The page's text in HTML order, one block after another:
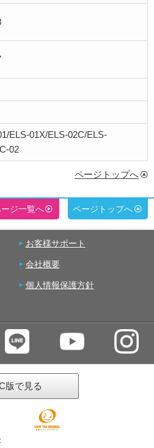
ELS-01X/ELS-02C/ELS-
02
ページトップへ
ジ一覧へ ページトップへ
お客様サポート
会社概要
個人情報保護方針
版で見る